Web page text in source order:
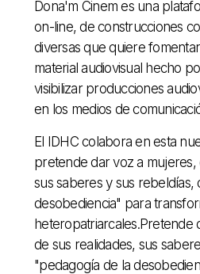
Dona'm Cinem es una
on-line, de construcciones
diversas que quiere
material audiovisual hecho
visibilizar producciones
en los medios de
El IDHC colabora en esta
pretende dar voz a mujeres,
sus saberes y sus
desobediencia" para
heteropatriarcales.Pretende
de sus realidades, sus
"pedagogía de la